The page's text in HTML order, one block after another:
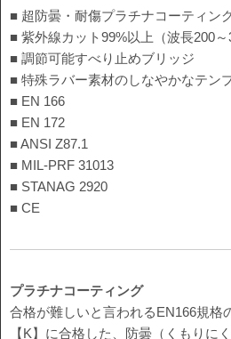
■ 超防曇・耐傷プラチナコーティン
■ 紫外線カット99%以上（波長200～
■ 調節可能すべり止めブリッジ
■ 特殊ラバー素材のしなやかなテン
■ EN 166
■ EN 172
■ ANSI Z87.1
■ MIL-PRF 31013
■ STANAG 2920
■ CE
プラチナコーティング
合格が難しいと言われるEN166規格
【K】に合格した、防曇（くもりに